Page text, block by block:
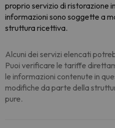
proprio servizio di ristorazione
informazioni sono soggette a
struttura ricettiva.
Alcuni dei servizi elencati
Puoi verificare le tariffe
le informazioni contenute in
modifiche da parte della
pure.